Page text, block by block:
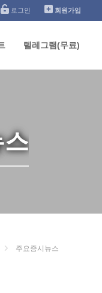
로그인 회원가입
텔레그램(무료)
주요증시뉴스